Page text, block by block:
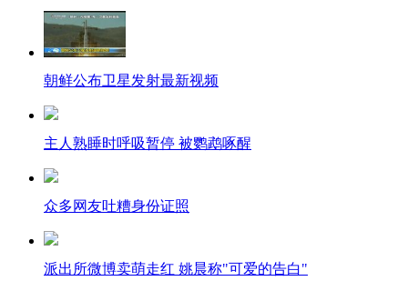
朝鲜公布卫星发射最新视频
主人熟睡时呼吸暂停 被鹦鹉啄醒
众多网友吐糟身份证照
派出所微博卖萌走红 姚晨称"可爱的告白"